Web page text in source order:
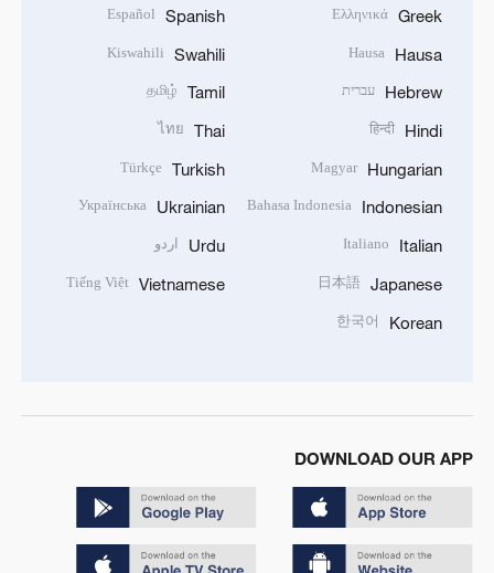
Greek
Ελληνικά
Hausa
Hausa
Hebrew עברית
Hindi
हिन्दी
Hungarian
Magyar
Indonesian
Bahasa Indonesia
Italian
Italiano
Japanese
日本語
Korean
한국어
Spanish
Español
Swahili
Kiswahili
Tamil
தமிழ்
Thai
ไทย
Turkish
Türkçe
Ukrainian
Українська
Urdu اردو
Vietnamese
Tiếng Việt
DOWNLOAD OUR APP